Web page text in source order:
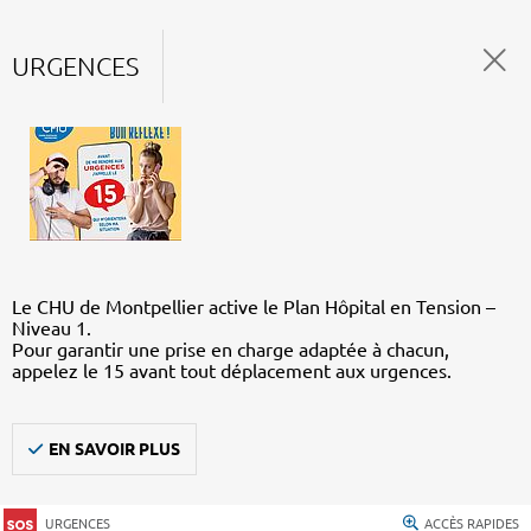
URGENCES
Le CHU de Montpellier active le Plan Hôpital en Tension –
Niveau 1.
Pour garantir une prise en charge adaptée à chacun,
appelez le 15 avant tout déplacement aux urgences.
EN SAVOIR PLUS
URGENCES ACCÈS RAPIDES